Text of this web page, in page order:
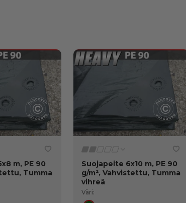
m, PE 90
Tumma
Suojapeite 6x10 m, PE 90
g/m², Vahvistettu, Tumma
vihreä
Väri: